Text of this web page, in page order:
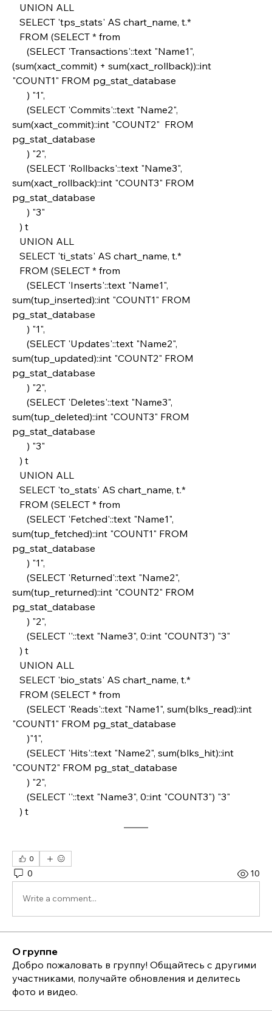
   UNION ALL
   SELECT 'tps_stats' AS chart_name, t.*
   FROM (SELECT * from
(sum(xact_commit) + sum(xact_rollback))::int
"COUNT1" FROM pg_stat_database
      ) "1",
sum(xact_commit)::int "COUNT2"  FROM
pg_stat_database
      ) "2",
sum(xact_rollback)::int "COUNT3" FROM
pg_stat_database
      ) "3"
   ) t
   UNION ALL
   SELECT 'ti_stats' AS chart_name, t.*
   FROM (SELECT * from
sum(tup_inserted)::int "COUNT1" FROM
pg_stat_database
      ) "1",
sum(tup_updated)::int "COUNT2" FROM
pg_stat_database
      ) "2",
sum(tup_deleted)::int "COUNT3" FROM
pg_stat_database
      ) "3"
   ) t
   UNION ALL
   SELECT 'to_stats' AS chart_name, t.*
   FROM (SELECT * from
sum(tup_fetched)::int "COUNT1" FROM
pg_stat_database
      ) "1",
sum(tup_returned)::int "COUNT2" FROM
pg_stat_database
      ) "2",
      (SELECT ''::text "Name3", 0::int "COUNT3") "3"
   ) t
   UNION ALL
   SELECT 'bio_stats' AS chart_name, t.*
   FROM (SELECT * from
"COUNT1" FROM pg_stat_database
      )"1",
"COUNT2" FROM pg_stat_database
      ) "2",
      (SELECT ''::text "Name3", 0::int "COUNT3") "3"
   ) t
0
0 10
Write a comment...
О группе
Добро пожаловать в группу! Общайтесь с другими
участниками, получайте обновления и делитесь
фото и видео.